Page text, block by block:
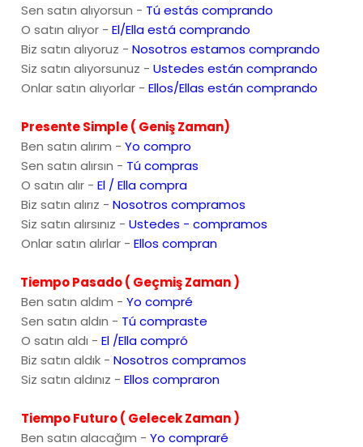
Sen satın alıyorsun - Tú estás comprando
O satın alıyor - El/Ella está comprando
Biz satın alıyoruz - Nosotros estamos comprando
Siz satın alıyorsunuz - Ustedes están comprando
Onlar satın alıyorlar - Ellos/Ellas están comprando
Presente Simple ( Geniş Zaman)
Ben satın alırım - Yo compro
Sen satın alırsın - Tú compras
O satın alır - El / Ella compra
Biz satın alırız - Nosotros compramos
Siz satın alırsınız - Ustedes - compramos
Onlar satın alırlar - Ellos compran
Tiempo Pasado ( Geçmiş Zaman )
Ben satın aldım - Yo compré
Sen satın aldın - Tú compraste
O satın aldı -
El /Ella compró
Biz satın aldık - Nosotros compramos
Siz satın aldınız - Ellos compraron
Tiempo Futuro ( Gelecek Zaman )
Ben satın alacağım - Yo compraré